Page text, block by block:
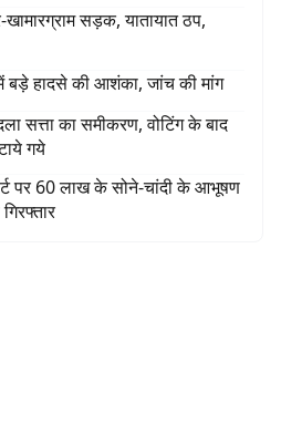
खामारग्राम सड़क, यातायात ठप,
बड़े हादसे की आशंका, जांच की मांग
सत्ता का समीकरण, वोटिंग के बाद
गये
पर 60 लाख के सोने-चांदी के आभूषण